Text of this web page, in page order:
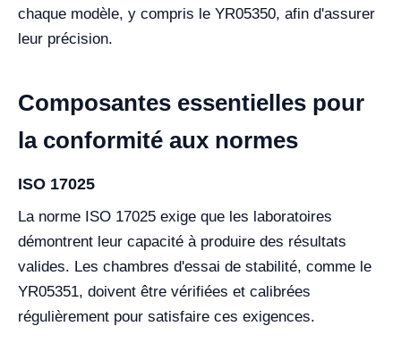
chaque modèle, y compris le YR05350, afin d'assurer
leur précision.
Composantes essentielles pour
la conformité aux normes
ISO 17025
La norme ISO 17025 exige que les laboratoires
démontrent leur capacité à produire des résultats
valides. Les chambres d'essai de stabilité, comme le
YR05351, doivent être vérifiées et calibrées
régulièrement pour satisfaire ces exigences.